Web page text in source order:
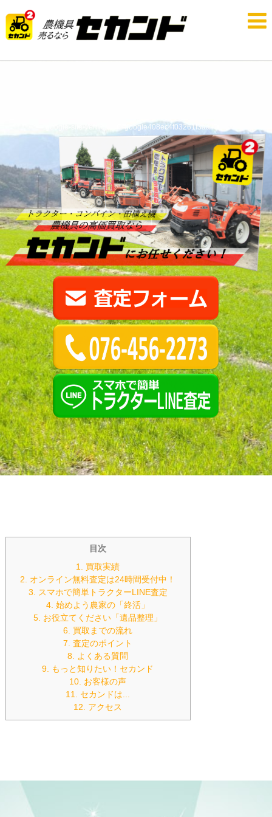
google-site-verification: google408ec4f03261f3aa.html
目次
1. 買取実績
2. オンライン無料査定は24時間受付中！
3. スマホで簡単トラクターLINE査定
4. 始めよう農家の「終活」
5. お役立てください「遺品整理」
6. 買取までの流れ
7. 査定のポイント
8. よくある質問
9. もっと知りたい！セカンド
10. お客様の声
11. セカンドは...
12. アクセス